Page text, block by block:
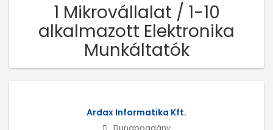
1 Mikrovállalat / 1-10
alkalmazott Elektronika
Munkáltatók
Ardax Informatika Kft.